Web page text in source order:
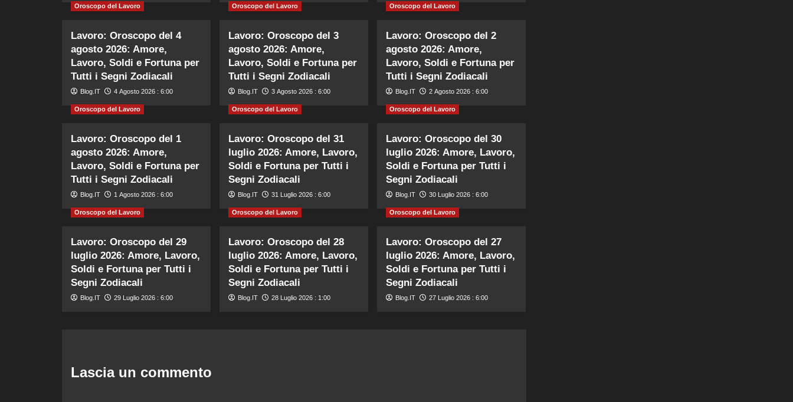
Oroscopo del Lavoro
Lavoro: Oroscopo del 4
agosto 2026: Amore,
Lavoro, Soldi e Fortuna per
Tutti i Segni Zodiacali
Blog.IT 4 Agosto 2026 : 6:00
Oroscopo del Lavoro
Lavoro: Oroscopo del 3
agosto 2026: Amore,
Lavoro, Soldi e Fortuna per
Tutti i Segni Zodiacali
Blog.IT 3 Agosto 2026 : 6:00
Oroscopo del Lavoro
Lavoro: Oroscopo del 2
agosto 2026: Amore,
Lavoro, Soldi e Fortuna per
Tutti i Segni Zodiacali
Blog.IT 2 Agosto 2026 : 6:00
Oroscopo del Lavoro
Lavoro: Oroscopo del 1
agosto 2026: Amore,
Lavoro, Soldi e Fortuna per
Tutti i Segni Zodiacali
Blog.IT 1 Agosto 2026 : 6:00
Oroscopo del Lavoro
Lavoro: Oroscopo del 31
luglio 2026: Amore, Lavoro,
Soldi e Fortuna per Tutti i
Segni Zodiacali
Blog.IT 31 Luglio 2026 : 6:00
Oroscopo del Lavoro
Lavoro: Oroscopo del 30
luglio 2026: Amore, Lavoro,
Soldi e Fortuna per Tutti i
Segni Zodiacali
Blog.IT 30 Luglio 2026 : 6:00
Oroscopo del Lavoro
Lavoro: Oroscopo del 29
luglio 2026: Amore, Lavoro,
Soldi e Fortuna per Tutti i
Segni Zodiacali
Blog.IT 29 Luglio 2026 : 6:00
Oroscopo del Lavoro
Lavoro: Oroscopo del 28
luglio 2026: Amore, Lavoro,
Soldi e Fortuna per Tutti i
Segni Zodiacali
Blog.IT 28 Luglio 2026 : 1:00
Oroscopo del Lavoro
Lavoro: Oroscopo del 27
luglio 2026: Amore, Lavoro,
Soldi e Fortuna per Tutti i
Segni Zodiacali
Blog.IT 27 Luglio 2026 : 6:00
Lascia un commento